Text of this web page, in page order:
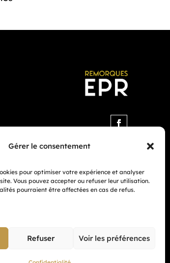
Gérer le consentement
pour optimiser votre expérience et analyser
Vous pouvez accepter ou refuser leur utilisation.
pourraient être affectées en cas de refus.
Refuser Voir les préférences
Mentions légales